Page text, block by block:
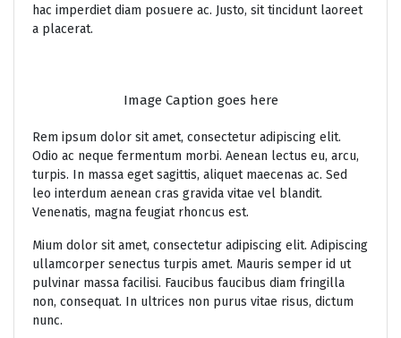
hac imperdiet diam posuere ac. Justo, sit tincidunt laoreet
a placerat.
Image Caption goes here
Rem ipsum dolor sit amet, consectetur adipiscing elit.
Odio ac neque fermentum morbi. Aenean lectus eu, arcu,
turpis. In massa eget sagittis, aliquet maecenas ac. Sed
leo interdum aenean cras gravida vitae vel blandit.
Venenatis, magna feugiat rhoncus est.
Mium dolor sit amet, consectetur adipiscing elit. Adipiscing
ullamcorper senectus turpis amet. Mauris semper id ut
pulvinar massa facilisi. Faucibus faucibus diam fringilla
non, consequat. In ultrices non purus vitae risus, dictum
nunc.